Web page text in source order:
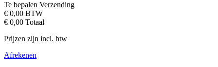
Te bepalen Verzending
€ 0,00 BTW
€ 0,00 Totaal
Prijzen zijn incl. btw
Afrekenen